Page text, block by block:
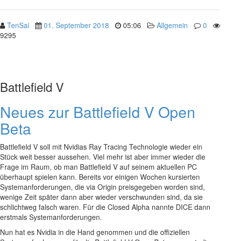
TenSai 01. September 2018 05:06 Allgemein
0
9295
Battlefield V
Neues zur Battlefield V Open
Beta
Battlefield V soll mit Nvidias Ray Tracing Technologie wieder ein
Stück weit besser aussehen. Viel mehr ist aber immer wieder die
Frage im Raum, ob man Battlefield V auf seinem aktuellen PC
überhaupt spielen kann. Bereits vor einigen Wochen kursierten
Systemanforderungen, die via Origin preisgegeben worden sind,
wenige Zeit später dann aber wieder verschwunden sind, da sie
schlichtweg falsch waren. Für die Closed Alpha nannte DICE dann
erstmals Systemanforderungen.
Nun hat es Nvidia in die Hand genommen und die offiziellen